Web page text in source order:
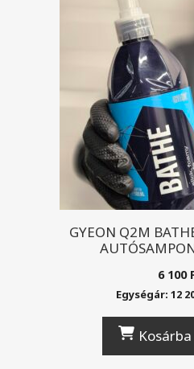
GYEON Q2M
6 100
Egységár: 12